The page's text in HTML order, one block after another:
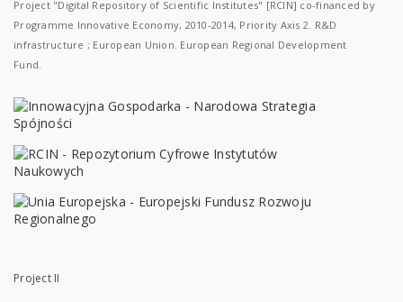
Project "Digital Repository of Scientific Institutes" [RCIN] co-financed by
Programme Innovative Economy, 2010-2014, Priority Axis 2. R&D
infrastructure ; European Union. European Regional Development
Fund.
Project II